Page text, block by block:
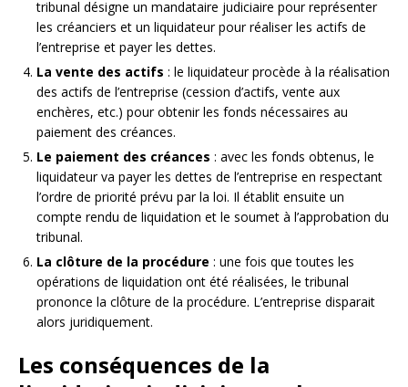
tribunal désigne un mandataire judiciaire pour représenter
les créanciers et un liquidateur pour réaliser les actifs de
l’entreprise et payer les dettes.
La vente des actifs : le liquidateur procède à la réalisation
des actifs de l’entreprise (cession d’actifs, vente aux
enchères, etc.) pour obtenir les fonds nécessaires au
paiement des créances.
Le paiement des créances : avec les fonds obtenus, le
liquidateur va payer les dettes de l’entreprise en respectant
l’ordre de priorité prévu par la loi. Il établit ensuite un
compte rendu de liquidation et le soumet à l’approbation du
tribunal.
La clôture de la procédure : une fois que toutes les
opérations de liquidation ont été réalisées, le tribunal
prononce la clôture de la procédure. L’entreprise disparait
alors juridiquement.
Les conséquences de la